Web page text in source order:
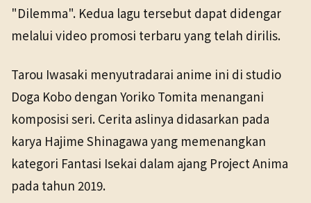
"Dilemma". Kedua lagu tersebut dapat didengar
melalui video promosi terbaru yang telah dirilis.
Tarou Iwasaki menyutradarai anime ini di studio
Doga Kobo dengan Yoriko Tomita menangani
komposisi seri. Cerita aslinya didasarkan pada
karya Hajime Shinagawa yang memenangkan
kategori Fantasi Isekai dalam ajang Project Anima
pada tahun 2019.